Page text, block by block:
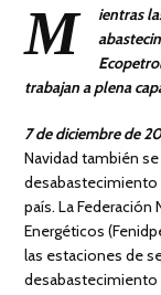
M
ientras
trabajan a plena
7 de diciembre de
Navidad también
país. La
Energéticos
las estaciones de
desabastecimiento